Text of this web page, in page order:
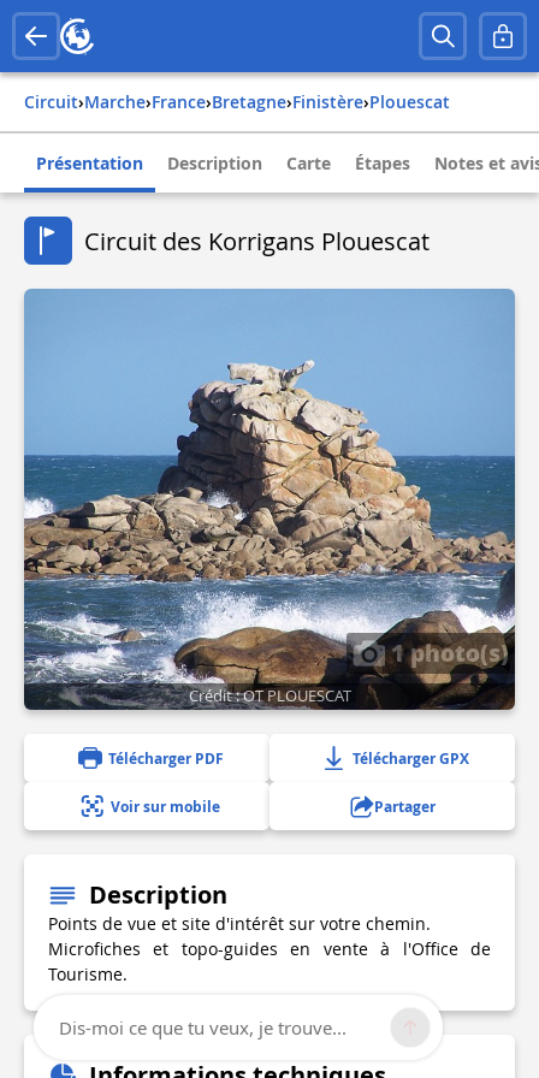
Circuit› Marche› france› bretagne› finistère› plouescat
Présentation Description Carte Étapes Notes et
Circuit des Korrigans Plouescat
1 photo(s)
Crédit : OT PLOUESCAT
Télécharger PDF Télécharger GPX
Voir sur mobile Partager
Description
Points de vue et site d'intérêt sur votre chemin.
Microfiches et topo-guides en vente à l'Office de
Tourisme.
Dis-moi ce que tu veux, je trouve...